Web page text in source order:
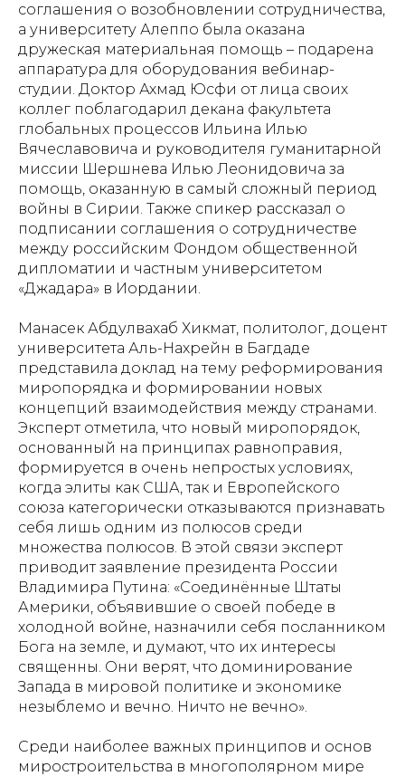
соглашения о возобновлении сотрудничества,
а университету Алеппо была оказана
дружеская материальная помощь – подарена
аппаратура для оборудования вебинар-
студии. Доктор Ахмад Юсфи от лица своих
коллег поблагодарил декана факультета
глобальных процессов Ильина Илью
Вячеславовича и руководителя гуманитарной
миссии Шершнева Илью Леонидовича за
помощь, оказанную в самый сложный период
войны в Сирии. Также спикер рассказал о
подписании соглашения о сотрудничестве
между российским Фондом общественной
дипломатии и частным университетом
«Джадара» в Иордании.
Манасек Абдулвахаб Хикмат, политолог, доцент
университета Аль-Нахрейн в Багдаде
представила доклад на тему реформирования
миропорядка и формировании новых
концепций взаимодействия между странами.
Эксперт отметила, что новый миропорядок,
основанный на принципах равноправия,
формируется в очень непростых условиях,
когда элиты как США, так и Европейского
союза категорически отказываются признавать
себя лишь одним из полюсов среди
множества полюсов. В этой связи эксперт
приводит заявление президента России
Владимира Путина: «Соединённые Штаты
Америки, объявившие о своей победе в
холодной войне, назначили себя посланником
Бога на земле, и думают, что их интересы
священны. Они верят, что доминирование
Запада в мировой политике и экономике
незыблемо и вечно. Ничто не вечно».
Среди наиболее важных принципов и основ
миростроительства в многополярном мире